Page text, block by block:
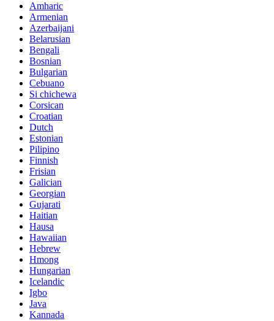
Amharic
Armenian
Azerbaijani
Belarusian
Bengali
Bosnian
Bulgarian
Cebuano
Si chichewa
Corsican
Croatian
Dutch
Estonian
Pilipino
Finnish
Frisian
Galician
Georgian
Gujarati
Haitian
Hausa
Hawaiian
Hebrew
Hmong
Hungarian
Icelandic
Igbo
Java
Kannada